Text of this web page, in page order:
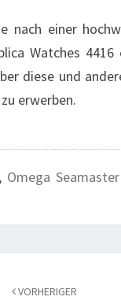
nach einer
Watches
diese und
erwerben.
, Omega Seamaster
VORHERIGER